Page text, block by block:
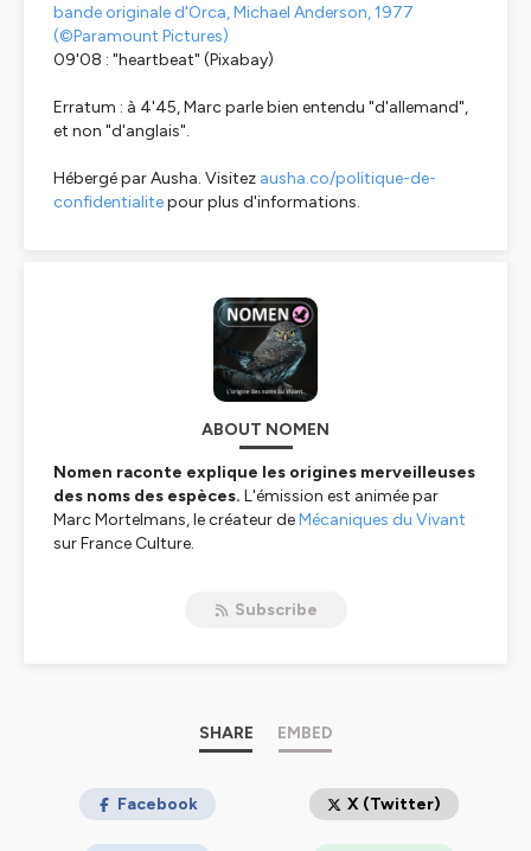
bande originale d'Orca, Michael Anderson, 1977
(©Paramount Pictures)
09'08 : "heartbeat" (Pixabay)
Erratum : à 4'45, Marc parle bien entendu "d'allemand",
et non "d'anglais".
Hébergé par Ausha. Visitez ausha.co/politique-de-
confidentialitepour plus d'informations.
ABOUT NOMEN
Nomen raconte explique les origines merveilleuses
des noms des espèces. L'émission est animée par
Marc Mortelmans, le créateur deMécaniques du Vivant
sur France Culture.
l'histoire, la géographie, les langues, la culture, les
dévoile, avec son complice Pierre Avenas, les très riches,
incroyables ou discutables origines des noms de
_______
Subscribe
SHARE EMBED
Facebook X (Twitter)